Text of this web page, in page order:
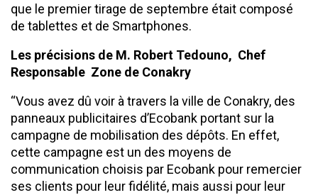
que le premier tirage de septembre était composé
de tablettes et de Smartphones.
Les précisions de M. Robert Tedouno, Chef
Responsable Zone de Conakry
‘‘Vous avez dû voir à travers la ville de Conakry, des
panneaux publicitaires d’Ecobank portant sur la
campagne de mobilisation des dépôts. En effet,
cette campagne est un des moyens de
communication choisis par Ecobank pour remercier
ses clients pour leur fidélité, mais aussi pour leur